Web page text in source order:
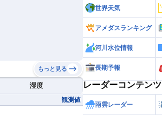
もっと見る
湿度
観測値
世界天気
アメダスランキング
河川水位情報
長期予報
レーダーコンテンツ
雨雲レーダー